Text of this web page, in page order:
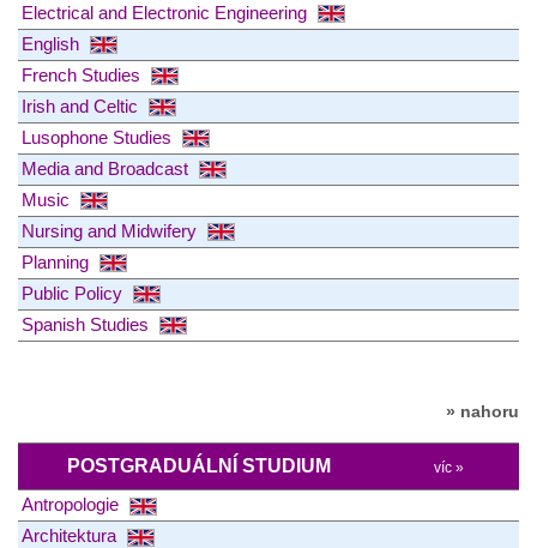
Electrical and Electronic Engineering
English
French Studies
Irish and Celtic
Lusophone Studies
Media and Broadcast
Music
Nursing and Midwifery
Planning
Public Policy
Spanish Studies
» nahoru
POSTGRADUÁLNÍ STUDIUM víc »
Antropologie
Architektura